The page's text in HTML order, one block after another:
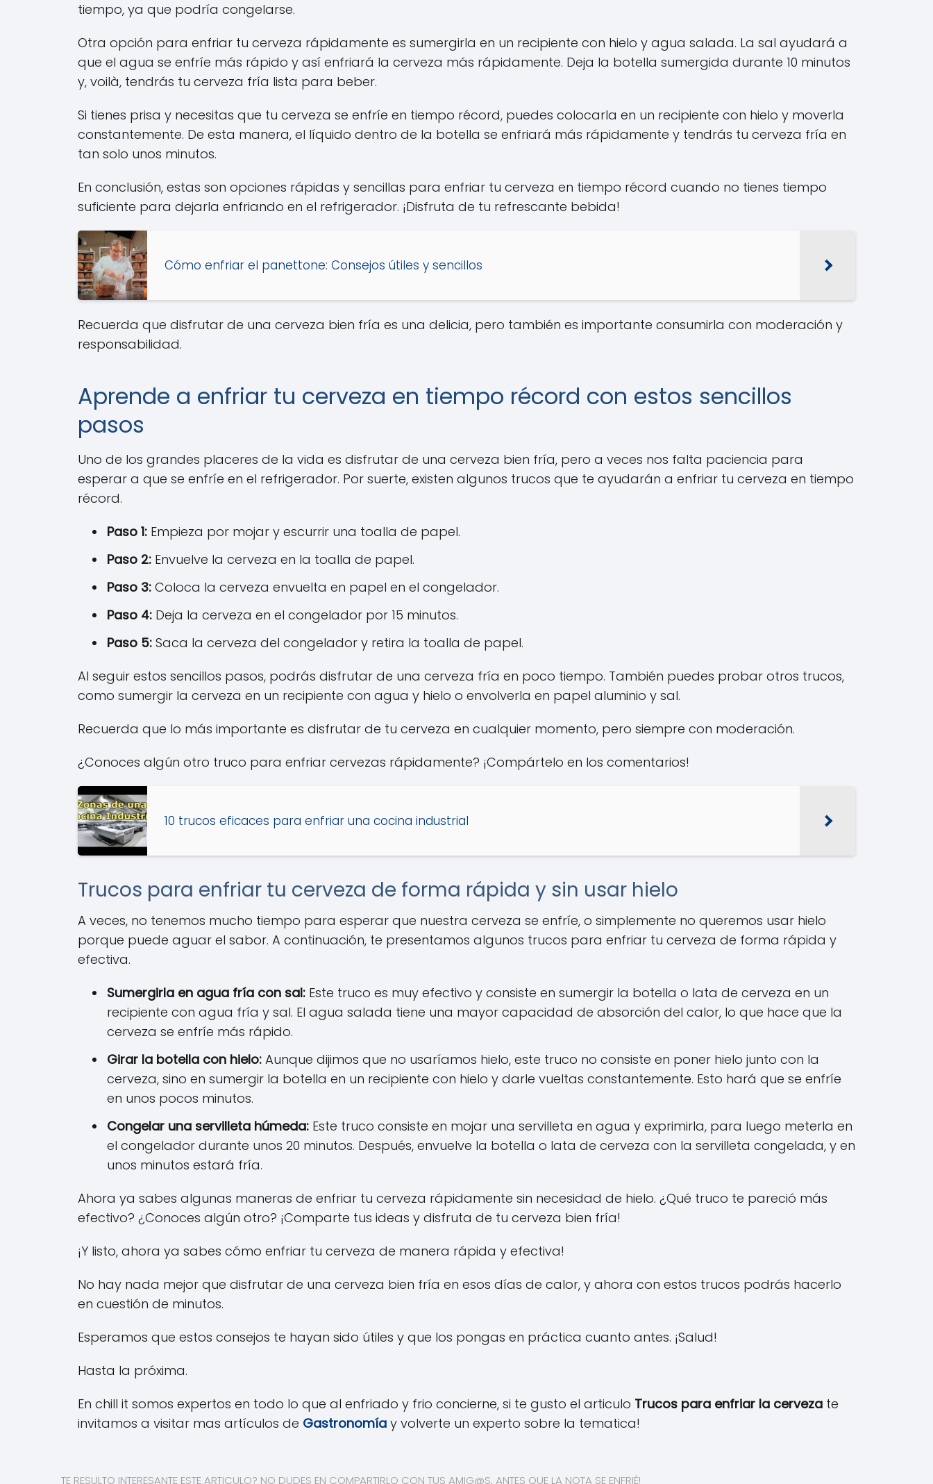
tiempo, ya que podría congelarse.
Otra opción para enfriar tu cerveza rápidamente es sumergirla en un recipiente con hielo y agua salada. La sal ayudará a
que el agua se enfríe más rápido y así enfriará la cerveza más rápidamente. Deja la botella sumergida durante 10 minutos
y, voilà, tendrás tu cerveza fría lista para beber.
Si tienes prisa y necesitas que tu cerveza se enfríe en tiempo récord, puedes colocarla en un recipiente con hielo y moverla
constantemente. De esta manera, el líquido dentro de la botella se enfriará más rápidamente y tendrás tu cerveza fría en
tan solo unos minutos.
En conclusión, estas son opciones rápidas y sencillas para enfriar tu cerveza en tiempo récord cuando no tienes tiempo
suficiente para dejarla enfriando en el refrigerador. ¡Disfruta de tu refrescante bebida!
Cómo enfriar el panettone: Consejos útiles y sencillos
Recuerda que disfrutar de una cerveza bien fría es una delicia, pero también es importante consumirla con moderación y
responsabilidad.
Aprende a enfriar tu cerveza en tiempo récord con estos sencillos
pasos
Uno de los grandes placeres de la vida es disfrutar de una cerveza bien fría, pero a veces nos falta paciencia para
esperar a que se enfríe en el refrigerador. Por suerte, existen algunos trucos que te ayudarán a enfriar tu cerveza en tiempo
récord.
Paso 1: Empieza por mojar y escurrir una toalla de papel.
Paso 2: Envuelve la cerveza en la toalla de papel.
Paso 3: Coloca la cerveza envuelta en papel en el congelador.
Paso 4: Deja la cerveza en el congelador por 15 minutos.
Paso 5: Saca la cerveza del congelador y retira la toalla de papel.
Al seguir estos sencillos pasos, podrás disfrutar de una cerveza fría en poco tiempo. También puedes probar otros trucos,
como sumergir la cerveza en un recipiente con agua y hielo o envolverla en papel aluminio y sal.
Recuerda que lo más importante es disfrutar de tu cerveza en cualquier momento, pero siempre con moderación.
¿Conoces algún otro truco para enfriar cervezas rápidamente? ¡Compártelo en los comentarios!
10 trucos eficaces para enfriar una cocina industrial
Trucos para enfriar tu cerveza de forma rápida y sin usar hielo
A veces, no tenemos mucho tiempo para esperar que nuestra cerveza se enfríe, o simplemente no queremos usar hielo
porque puede aguar el sabor. A continuación, te presentamos algunos trucos para enfriar tu cerveza de forma rápida y
efectiva.
Sumergirla en agua fría con sal: Este truco es muy efectivo y consiste en sumergir la botella o lata de cerveza en un
recipiente con agua fría y sal. El agua salada tiene una mayor capacidad de absorción del calor, lo que hace que la
cerveza se enfríe más rápido.
Girar la botella con hielo: Aunque dijimos que no usaríamos hielo, este truco no consiste en poner hielo junto con la
cerveza, sino en sumergir la botella en un recipiente con hielo y darle vueltas constantemente. Esto hará que se enfríe
en unos pocos minutos.
Congelar una servilleta húmeda: Este truco consiste en mojar una servilleta en agua y exprimirla, para luego meterla en
el congelador durante unos 20 minutos. Después, envuelve la botella o lata de cerveza con la servilleta congelada, y en
unos minutos estará fría.
Ahora ya sabes algunas maneras de enfriar tu cerveza rápidamente sin necesidad de hielo. ¿Qué truco te pareció más
efectivo? ¿Conoces algún otro? ¡Comparte tus ideas y disfruta de tu cerveza bien fría!
¡Y listo, ahora ya sabes cómo enfriar tu cerveza de manera rápida y efectiva!
No hay nada mejor que disfrutar de una cerveza bien fría en esos días de calor, y ahora con estos trucos podrás hacerlo
en cuestión de minutos.
Esperamos que estos consejos te hayan sido útiles y que los pongas en práctica cuanto antes. ¡Salud!
Hasta la próxima.
En chill it somos expertos en todo lo que al enfriado y frio concierne, si te gusto el articulo Trucos para enfriar la cerveza te
invitamos a visitar mas artículos de Gastronomía y volverte un experto sobre la tematica!
TE RESULTO INTERESANTE ESTE ARTICULO? NO DUDES EN COMPARTIRLO CON TUS AMIG@S, ANTES QUE LA NOTA SE ENFRIÉ!